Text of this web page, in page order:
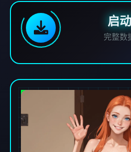
启
完整数